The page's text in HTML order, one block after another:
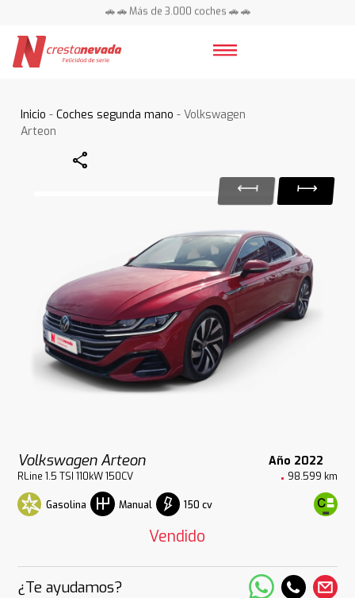
🚗 🚗 Más de 3.000 coches 🚗 🚗
Inicio -Coches segunda mano - Volkswagen
Arteon
Share
Volkswagen Arteon Año 2022
RLine 1.5 TSI 110kW 150CV 98.599 km
Gasolina Manual 150 cv
Vendido
¿Te ayudamos?